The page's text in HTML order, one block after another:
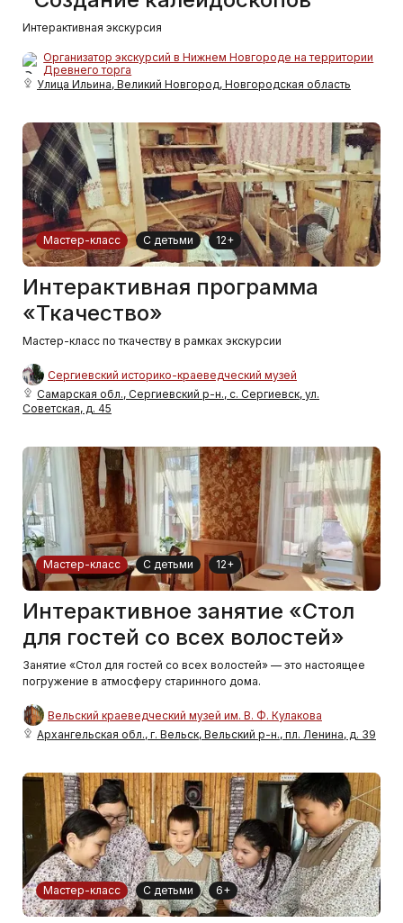
Интерактивная экскурсия
Организатор экскурсий в Нижнем Новгороде на территории
Древнего торга
Улица Ильина, Великий Новгород, Новгородская область
Мастер-класс С детьми 12+
Интерактивная программа
«Ткачество»
Мастер-класс по ткачеству в рамках экскурсии
Сергиевский историко-краеведческий музей
Самарская обл., Сергиевский р-н., с. Сергиевск, ул.
Советская, д. 45
Мастер-класс С детьми 12+
Интерактивное занятие «Стол
для гостей со всех волостей»
Занятие «Стол для гостей со всех волостей» — это настоящее
погружение в атмосферу старинного дома.
Вельский краеведческий музей им. В. Ф. Кулакова
Архангельская обл., г. Вельск, Вельский р-н., пл. Ленина, д. 39
Мастер-класс С детьми 6+